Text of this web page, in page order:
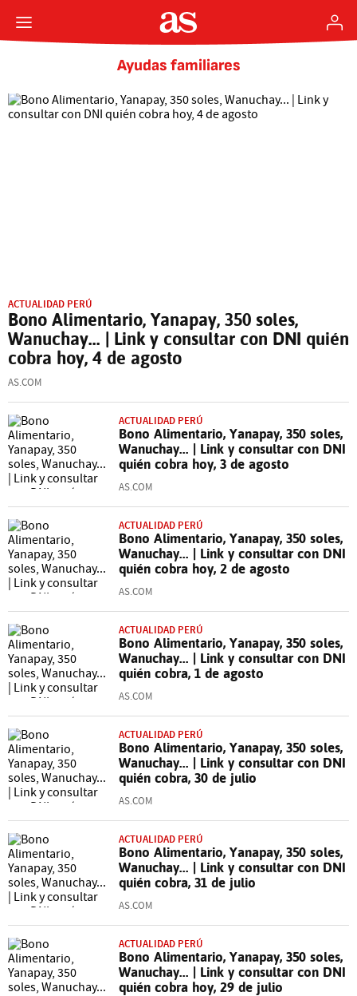
Ayudas familiares
ACTUALIDAD PERÚ
Bono Alimentario, Yanapay, 350 soles,
Wanuchay... | Link y consultar con DNI quién
cobra hoy, 4 de agosto
AS.COM
ACTUALIDAD PERÚ
Bono Alimentario, Yanapay, 350 soles,
Wanuchay... | Link y consultar con DNI
quién cobra hoy, 3 de agosto
AS.COM
ACTUALIDAD PERÚ
Bono Alimentario, Yanapay, 350 soles,
Wanuchay... | Link y consultar con DNI
quién cobra hoy, 2 de agosto
AS.COM
ACTUALIDAD PERÚ
Bono Alimentario, Yanapay, 350 soles,
Wanuchay... | Link y consultar con DNI
quién cobra, 1 de agosto
AS.COM
ACTUALIDAD PERÚ
Bono Alimentario, Yanapay, 350 soles,
Wanuchay... | Link y consultar con DNI
quién cobra, 30 de julio
AS.COM
ACTUALIDAD PERÚ
Bono Alimentario, Yanapay, 350 soles,
Wanuchay... | Link y consultar con DNI
quién cobra, 31 de julio
AS.COM
ACTUALIDAD PERÚ
Bono Alimentario, Yanapay, 350 soles,
Wanuchay... | Link y consultar con DNI
quién cobra hoy, 29 de julio